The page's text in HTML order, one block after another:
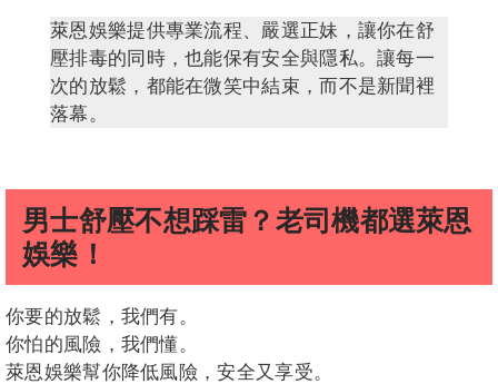
萊恩娛樂提供專業流程、嚴選正妹，讓你在舒
壓排毒的同時，也能保有安全與隱私。讓每一
次的放鬆，都能在微笑中結束，而不是新聞裡
落幕。
男士舒壓不想踩雷？老司機都選萊恩
娛樂！
你要的放鬆，我們有。
你怕的風險，我們懂。
萊恩娛樂幫你降低風險，安全又享受。